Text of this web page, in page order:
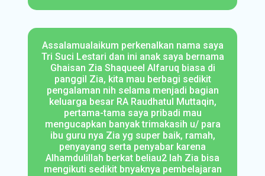
Assalamualaikum perkenalkan nama saya
Tri Suci Lestari dan ini anak saya bernama
Ghaisan Zia Shaqueel Alfaruq biasa di
panggil Zia, kita mau berbagi sedikit
pengalaman nih selama menjadi bagian
keluarga besar RA Raudhatul Muttaqin,
pertama-tama saya pribadi mau
mengucapkan banyak trimakasih u/ para
ibu guru nya Zia yg super baik, ramah,
penyayang serta penyabar karena
Alhamdulillah berkat beliau2 lah Zia bisa
mengikuti sedikit bnyaknya pembelajaran